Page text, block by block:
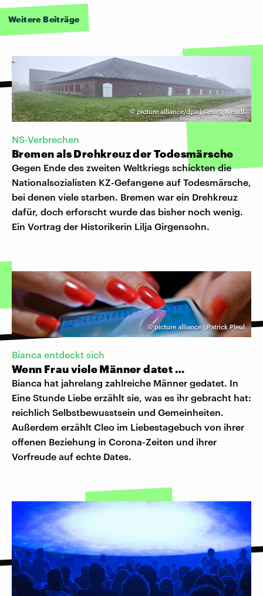
Weitere Beiträge
©picture alliance/dpa | Georg Wendt
NS-Verbrechen
Bremen als Drehkreuz der Todesmärsche
Gegen Ende des zweiten Weltkriegs schickten die
Nationalsozialisten KZ-Gefangene auf Todesmärsche,
bei denen viele starben. Bremen war ein Drehkreuz
dafür, doch erforscht wurde das bisher noch wenig.
Ein Vortrag der Historikerin Lilja Girgensohn.
©picture alliance | Patrick Pleul
Bianca entdeckt sich
Wenn Frau viele Männer datet …
Bianca hat jahrelang zahlreiche Männer gedatet. In
Eine Stunde Liebe erzählt sie, was es ihr gebracht hat:
reichlich Selbstbewusstsein und Gemeinheiten.
Außerdem erzählt Cleo im Liebestagebuch von ihrer
offenen Beziehung in Corona-Zeiten und ihrer
Vorfreude auf echte Dates.